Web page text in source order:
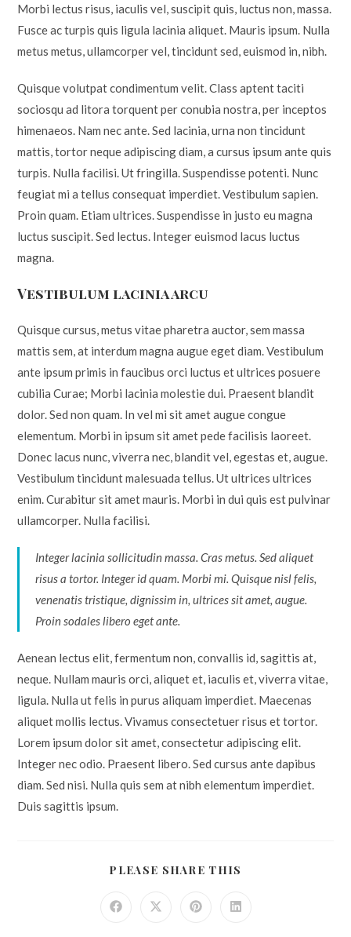
Morbi lectus risus, iaculis vel, suscipit quis, luctus non, massa.
Fusce ac turpis quis ligula lacinia aliquet. Mauris ipsum. Nulla
metus metus, ullamcorper vel, tincidunt sed, euismod in, nibh.
Quisque volutpat condimentum velit. Class aptent taciti
sociosqu ad litora torquent per conubia nostra, per inceptos
himenaeos. Nam nec ante. Sed lacinia, urna non tincidunt
mattis, tortor neque adipiscing diam, a cursus ipsum ante quis
turpis. Nulla facilisi. Ut fringilla. Suspendisse potenti. Nunc
feugiat mi a tellus consequat imperdiet. Vestibulum sapien.
Proin quam. Etiam ultrices. Suspendisse in justo eu magna
luctus suscipit. Sed lectus. Integer euismod lacus luctus
magna.
Vestibulum lacinia arcu
Quisque cursus, metus vitae pharetra auctor, sem massa
mattis sem, at interdum magna augue eget diam. Vestibulum
ante ipsum primis in faucibus orci luctus et ultrices posuere
cubilia Curae; Morbi lacinia molestie dui. Praesent blandit
dolor. Sed non quam. In vel mi sit amet augue congue
elementum. Morbi in ipsum sit amet pede facilisis laoreet.
Donec lacus nunc, viverra nec, blandit vel, egestas et, augue.
Vestibulum tincidunt malesuada tellus. Ut ultrices ultrices
enim. Curabitur sit amet mauris. Morbi in dui quis est pulvinar
ullamcorper. Nulla facilisi.
Integer lacinia sollicitudin massa. Cras metus. Sed aliquet
risus a tortor. Integer id quam. Morbi mi. Quisque nisl felis,
venenatis tristique, dignissim in, ultrices sit amet, augue.
Proin sodales libero eget ante.
Aenean lectus elit, fermentum non, convallis id, sagittis at,
neque. Nullam mauris orci, aliquet et, iaculis et, viverra vitae,
ligula. Nulla ut felis in purus aliquam imperdiet. Maecenas
aliquet mollis lectus. Vivamus consectetuer risus et tortor.
Lorem ipsum dolor sit amet, consectetur adipiscing elit.
Integer nec odio. Praesent libero. Sed cursus ante dapibus
diam. Sed nisi. Nulla quis sem at nibh elementum imperdiet.
Duis sagittis ipsum.
PLEASE SHARE THIS